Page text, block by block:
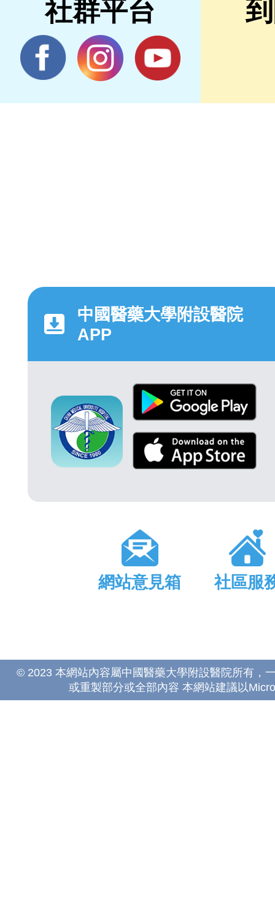
社群平台
中國醫藥大學附設醫院
APP
網站意見箱 社區服
© 2023 本網站內容屬中國醫藥大學附設醫院所有，
或重製部分或全部內容 本網站建議以